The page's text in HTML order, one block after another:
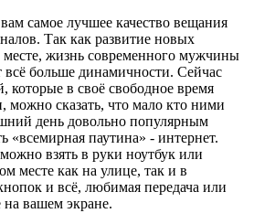
самое лучшее качество вещания
Так как развитие новых
месте, жизнь современного мужчины
больше динамичности. Сейчас
которые в своё свободное время
можно сказать, что мало кто ними
день довольно популярным
«всемирная паутина» - интернет.
взять в руки ноутбук или
месте как на улице, так и в
и всё, любимая передача или
вашем экране.